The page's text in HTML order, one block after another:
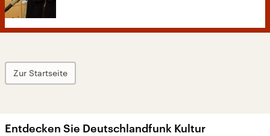
Zur Startseite
Entdecken Sie Deutschlandfunk Kultur